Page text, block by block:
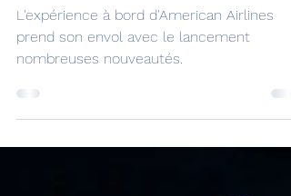
nouveautés.
L'expérience à bord d'American Airlines
prend son envol avec le lancement